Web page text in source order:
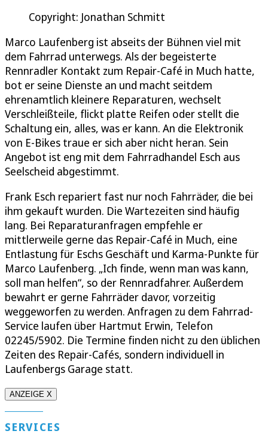
Copyright: Jonathan Schmitt
Marco Laufenberg ist abseits der Bühnen viel mit
dem Fahrrad unterwegs. Als der begeisterte
Rennradler Kontakt zum Repair-Café in Much hatte,
bot er seine Dienste an und macht seitdem
ehrenamtlich kleinere Reparaturen, wechselt
Verschleißteile, flickt platte Reifen oder stellt die
Schaltung ein, alles, was er kann. An die Elektronik
von E-Bikes traue er sich aber nicht heran. Sein
Angebot ist eng mit dem Fahrradhandel Esch aus
Seelscheid abgestimmt.
Frank Esch repariert fast nur noch Fahrräder, die bei
ihm gekauft wurden. Die Wartezeiten sind häufig
lang. Bei Reparaturanfragen empfehle er
mittlerweile gerne das Repair-Café in Much, eine
Entlastung für Eschs Geschäft und Karma-Punkte für
Marco Laufenberg. „Ich finde, wenn man was kann,
soll man helfen“, so der Rennradfahrer. Außerdem
bewahrt er gerne Fahrräder davor, vorzeitig
weggeworfen zu werden. Anfragen zu dem Fahrrad-
Service laufen über Hartmut Erwin, Telefon
02245/5902. Die Termine finden nicht zu den üblichen
Zeiten des Repair-Cafés, sondern individuell in
Laufenbergs Garage statt.
ANZEIGE X
SERVICES